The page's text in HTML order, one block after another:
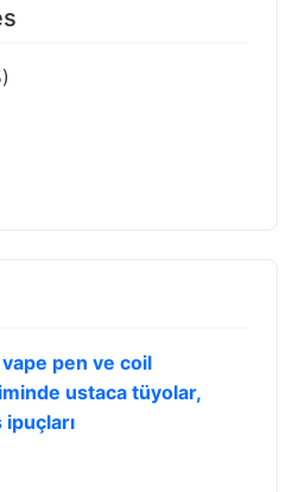
pen ve coil
ustaca tüyolar,